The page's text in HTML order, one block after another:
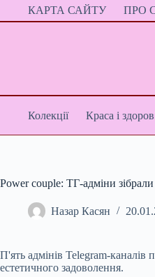
ПерейтиКАРТА САЙТУ ПРО
Колекції Краса і
Power couple: ТГ-адміни
Назар Касян
П'ять адмінів Telegram-
естетичного задоволення.